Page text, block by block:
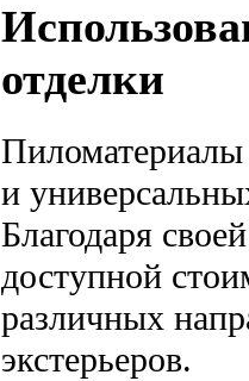
отделки
и
Благодаря
доступной
различных
экстерьеров.